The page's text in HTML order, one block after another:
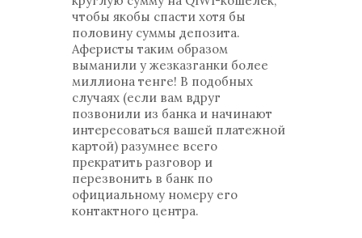
чтобы якобы спасти хотя бы
половину суммы депозита.
Аферисты таким образом
выманили у жезказганки более
миллиона тенге! В подобных
случаях (если вам вдруг
позвонили из банка и начинают
интересоваться вашей платежной
картой) разумнее всего
прекратить разговор и
перезвонить в банк по
официальному номеру его
контактного центра.